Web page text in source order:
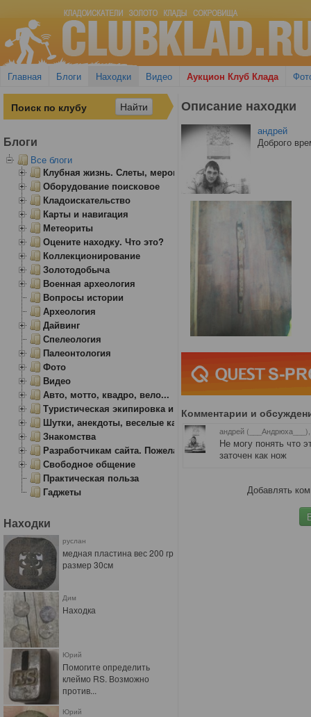
Главная Блоги Находки Видео Аукцион Клуб Клада
Описание находки
андрей
Доброго
Комментарии и
андрей
Не могу понять что
заточен как нож
Добавлять
Блоги
Все блоги
Клубная жизнь. Слеты, мероприятия
Оборудование поисковое
Кладоискательство
Карты и навигация
Метеориты
Оцените находку. Что это?
Коллекционирование
Золотодобыча
Военная археология
Вопросы истории
Археология
Дайвинг
Спелеология
Палеонтология
Фото
Видео
Авто, мотто, квадро, вело...
Туристическая экипировка и снаряжение
Шутки, анекдоты, веселые картинки
Знакомства
Разработчикам сайта. Пожелания, замечания.
Свободное общение
Практическая польза
Гаджеты
Находки
руслан
медная пластина вес 200 гр
размер 30см
Дим
Находка
Юрий
Помогите определить
клеймо RS. Возможно
против...
Юрий